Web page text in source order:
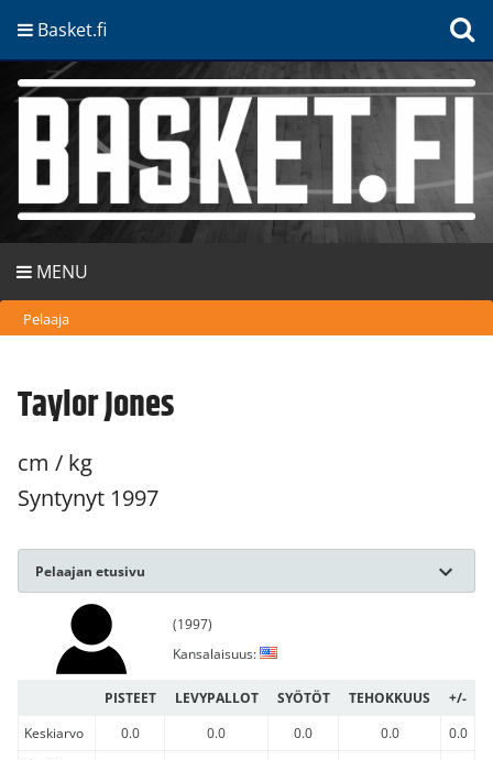
Basket.fi
MENU
Pelaaja
Taylor Jones
cm / kg
Syntynyt 1997
Pelaajan etusivu
(1997)
Kansalaisuus:
PISTEET LEVYPALLOT SYÖTÖT TEHOKKUUS
+/-
Keskiarvo
0.0 0.0 0.0 0.0
0.0